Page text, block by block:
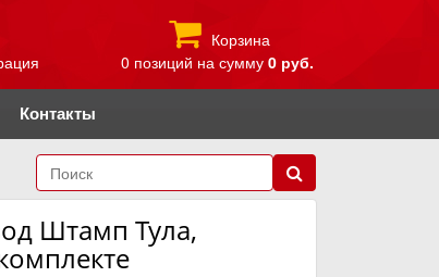
Корзина
0 позиций на сумму 0 руб.
Контакты
Штамп Тула,